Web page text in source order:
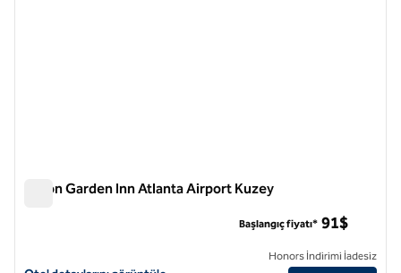
Hilton Garden Inn Atlanta Airport Kuzey
Başlangıç fiyatı* 91$
Honors İndirimi İadesiz